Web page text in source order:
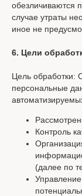
обезличиваются
случае утраты
иное не
6. Цели
Цель обработки:
персональные
Контроль
(далее по